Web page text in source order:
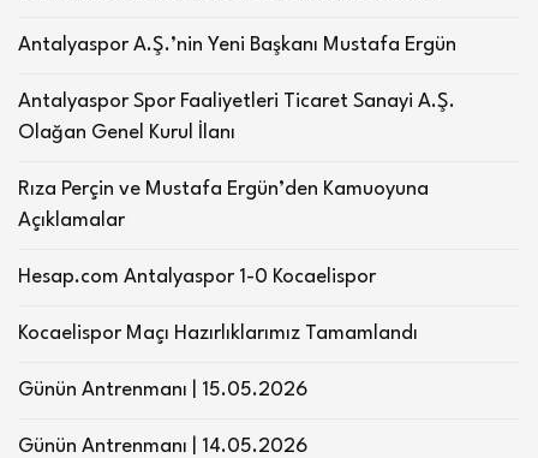
Antalyaspor A.Ş.’nin Yeni Başkanı Mustafa Ergün
Antalyaspor Spor Faaliyetleri Ticaret Sanayi A.Ş.
Olağan Genel Kurul İlanı
Rıza Perçin ve Mustafa Ergün’den Kamuoyuna
Açıklamalar
Hesap.com Antalyaspor 1-0 Kocaelispor
Kocaelispor Maçı Hazırlıklarımız Tamamlandı
Günün Antrenmanı | 15.05.2026
Günün Antrenmanı | 14.05.2026